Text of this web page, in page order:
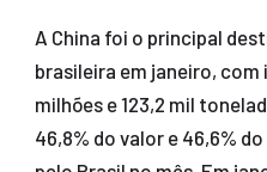
A China foi o principal
brasileira em janeiro, com
milhões e 123,2 mil
46,8% do valor e 46,6%